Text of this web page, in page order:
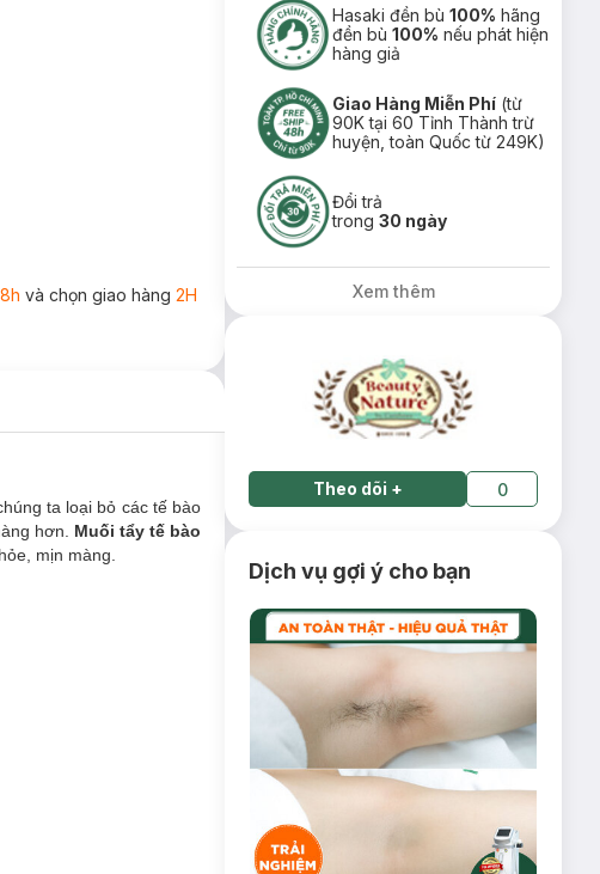
8h và chọn giao hàng 2H
ta loại bỏ các tế bào
hơn. Muối tẩy tế bào
mịn màng.
Hasaki đền bù100% hãng
đền bù100% nếu phát hiện
hàng giả
Giao Hàng Miễn Phí (từ
90K tại 60 Tỉnh Thành trừ
huyện, toàn Quốc từ 249K)
Đổi trả
trong30 ngày
Xem thêm
Theo dõi + 0
Dịch vụ gợi ý cho bạn